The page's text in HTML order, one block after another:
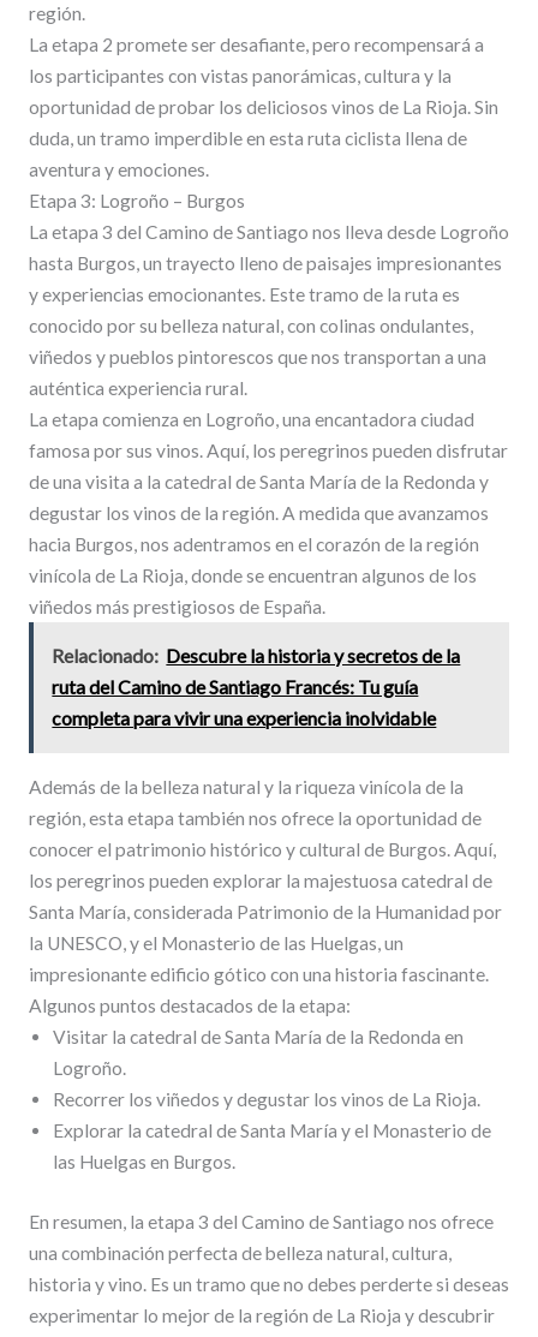
región.
La etapa 2 promete ser desafiante, pero recompensará a
los participantes con vistas panorámicas, cultura y la
oportunidad de probar los deliciosos vinos de La Rioja. Sin
duda, un tramo imperdible en esta ruta ciclista llena de
aventura y emociones.
Etapa 3: Logroño – Burgos
La etapa 3 del Camino de Santiago nos lleva desde Logroño
hasta Burgos, un trayecto lleno de paisajes impresionantes
y experiencias emocionantes. Este tramo de la ruta es
conocido por su belleza natural, con colinas ondulantes,
viñedos y pueblos pintorescos que nos transportan a una
auténtica experiencia rural.
La etapa comienza en Logroño, una encantadora ciudad
famosa por sus vinos. Aquí, los peregrinos pueden disfrutar
de una visita a la catedral de Santa María de la Redonda y
degustar los vinos de la región. A medida que avanzamos
hacia Burgos, nos adentramos en el corazón de la región
vinícola de La Rioja, donde se encuentran algunos de los
viñedos más prestigiosos de España.
Relacionado: Descubre la historia y secretos de la
ruta del Camino de Santiago Francés: Tu guía
completa para vivir una experiencia inolvidable
Además de la belleza natural y la riqueza vinícola de la
región, esta etapa también nos ofrece la oportunidad de
conocer el patrimonio histórico y cultural de Burgos. Aquí,
los peregrinos pueden explorar la majestuosa catedral de
Santa María, considerada Patrimonio de la Humanidad por
la UNESCO, y el Monasterio de las Huelgas, un
impresionante edificio gótico con una historia fascinante.
Algunos puntos destacados de la etapa:
Visitar la catedral de Santa María de la Redonda en
Logroño.
Recorrer los viñedos y degustar los vinos de La Rioja.
Explorar la catedral de Santa María y el Monasterio de
las Huelgas en Burgos.
En resumen, la etapa 3 del Camino de Santiago nos ofrece
una combinación perfecta de belleza natural, cultura,
historia y vino. Es un tramo que no debes perderte si deseas
experimentar lo mejor de la región de La Rioja y descubrir